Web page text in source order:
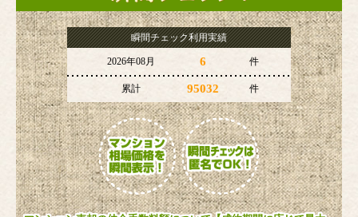
瞬間チェック利用実績
2026年08月 6 件
累計 95032 件